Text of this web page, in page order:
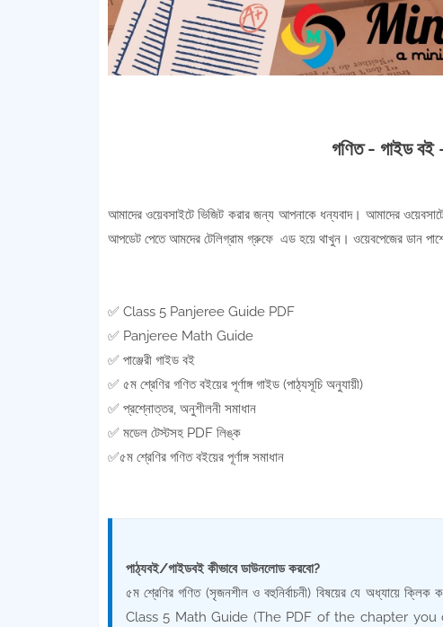
গণিত - গাইড বই
আমাদের ওয়েবসাইটে ভিজিট করার জন্য আপনাকে ধন্যবাদ। আমাদের
আপডেট পেতে আমদের টেলিগ্রাম গ্রুফে এড হয়ে থাখুন। ওয়েবপেজের ডান
✅ Class 5 Panjeree Guide PDF
✅ Panjeree Math Guide
✅ পাঞ্জেরী গাইড বই
✅ ৫ম শ্রেণির গণিত বইয়ের পূর্ণাঙ্গ গাইড (পাঠ্যসূচি অনুযায়ী)
✅ প্রশ্নোত্তর, অনুশীলনী সমাধান
✅ মডেল টেস্টসহ PDF লিঙ্ক
✅৫ম শ্রেণির গণিত বইয়ের পূর্ণাঙ্গ সমাধান
পাঠ্যবই/গাইডবই কীভাবে ডাউনলোড করবো?
৫ম শ্রেণির গণিত (সৃজনশীল ও বহুনির্বাচনী) বিষয়ের যে অধ্যায়ে
Class 5 Math Guide (The PDF of the chapter